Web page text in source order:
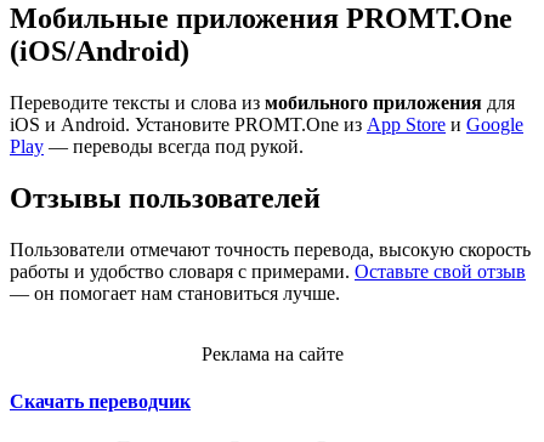
Мобильные приложения PROMT.One
(iOS/Android)
Переводите тексты и слова из мобильного приложения для
iOS и Android. Установите PROMT.One из App Store и Google
Play — переводы всегда под рукой.
Отзывы пользователей
Пользователи отмечают точность перевода, высокую скорость
работы и удобство словаря с примерами. Оставьте свой отзыв
— он помогает нам становиться лучше.
Реклама на сайте
Скачать переводчик